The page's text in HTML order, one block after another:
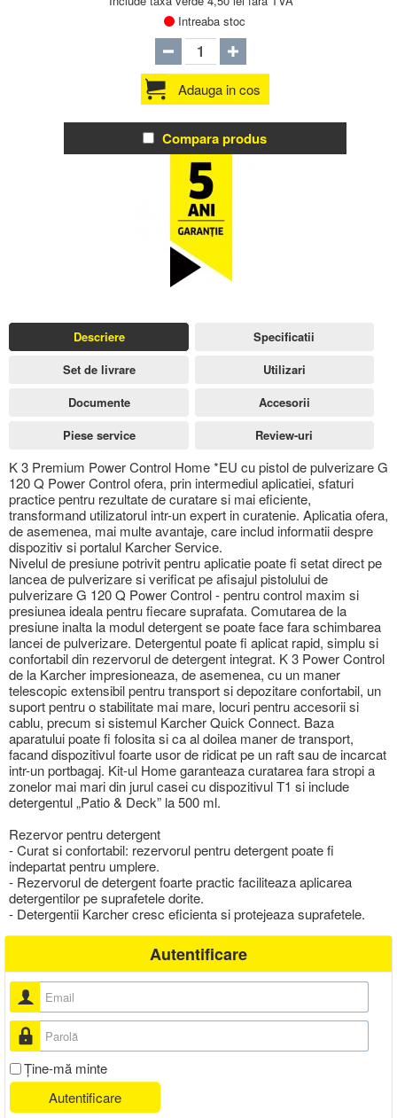
Intreaba stoc
Adauga in cos
Compara produs
Descriere
K 3 Premium Power Control Home *EU cu pistol de pulverizare G
120 Q Power Control ofera, prin intermediul aplicatiei, sfaturi
practice pentru rezultate de curatare si mai eficiente,
transformand utilizatorul intr-un expert in curatenie. Aplicatia ofera,
de asemenea, mai multe avantaje, care includ informatii despre
dispozitiv si portalul Karcher Service.
Nivelul de presiune potrivit pentru aplicatie poate fi setat direct pe
lancea de pulverizare si verificat pe afisajul pistolului de
pulverizare G 120 Q Power Control - pentru control maxim si
presiunea ideala pentru fiecare suprafata. Comutarea de la
presiune inalta la modul detergent se poate face fara schimbarea
lancei de pulverizare. Detergentul poate fi aplicat rapid, simplu si
confortabil din rezervorul de detergent integrat. K 3 Power Control
de la Karcher impresioneaza, de asemenea, cu un maner
telescopic extensibil pentru transport si depozitare confortabil, un
suport pentru o stabilitate mai mare, locuri pentru accesorii si
cablu, precum si sistemul Karcher Quick Connect. Baza
aparatului poate fi folosita si ca al doilea maner de transport,
facand dispozitivul foarte usor de ridicat pe un raft sau de incarcat
intr-un portbagaj. Kit-ul Home garanteaza curatarea fara stropi a
zonelor mai mari din jurul casei cu dispozitivul T1 si include
detergentul „Patio & Deck” la 500 ml.
Rezervor pentru detergent
- Curat si confortabil: rezervorul pentru detergent poate fi
indepartat pentru umplere.
- Rezervorul de detergent foarte practic faciliteaza aplicarea
detergentilor pe suprafetele dorite.
- Detergentii Karcher cresc eficienta si protejeaza suprafetele.
Specificatii
Set de livrare
Utilizari
Documente
Accesorii
Piese service
Review-uri
Autentificare
Nume utilizator
Parolă
Ţine-mă minte
Autentificare